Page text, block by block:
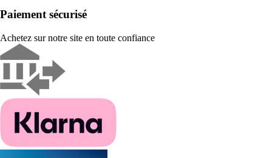
Paiement sécurisé
Achetez sur notre site en toute confiance